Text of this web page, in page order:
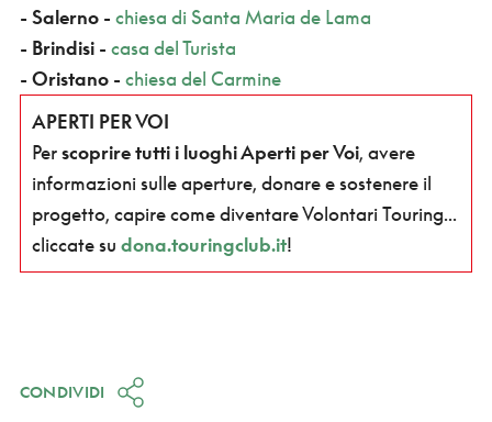
- Salerno- chiesa di Santa Maria de Lama
- Brindisi- casa del Turista
- Oristano- chiesa del Carmine
APERTI PER VOI
Perscoprire tutti i luoghi Aperti per Voi, avere
informazioni sulle aperture, donare e sostenere il
progetto, capire come diventare VolontariTouring...
cliccate su dona.touringclub.it!
CONDIVIDI